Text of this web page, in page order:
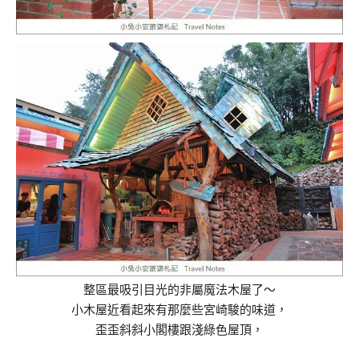
整區最吸引目光的非屬魔法木屋了～
小木屋近看起來有那麼些宮崎駿的味道，
歪歪斜斜小閣樓跟淺綠色屋頂，